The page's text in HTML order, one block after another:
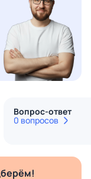
Вопрос-ответ
0 вопросов